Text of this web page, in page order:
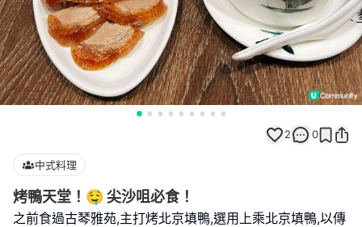
2 0
中式料理
烤鴨天堂！🤤 尖沙咀必食！
之前食過古琴雅苑,主打烤北京填鴨,選用上乘北京填鴨,以傳